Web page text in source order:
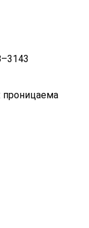
проницаема